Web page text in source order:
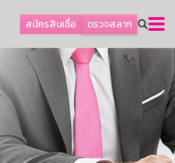
สมัครสินเชื่อ ตรวจสลาก